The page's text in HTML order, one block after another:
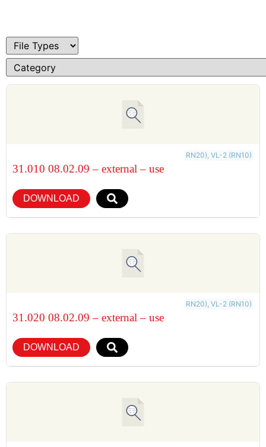
RN20), VL-2 (RN10)
31.010 08.02.09 – external – use
DOWNLOAD
RN20), VL-2 (RN10)
31.020 08.02.09 – external – use
DOWNLOAD